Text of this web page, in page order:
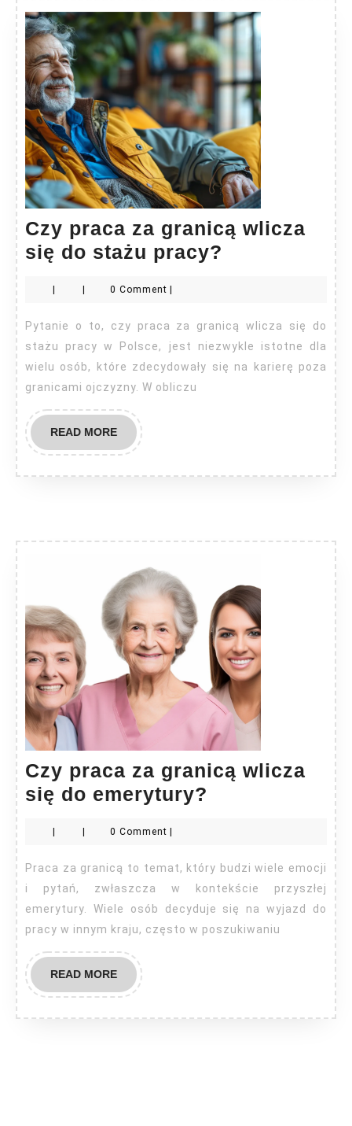
Czy praca za granicą wlicza
się do stażu pracy?
granicą
wlicza
się
| | 0 Comment |
Pytanie o to, czy praca za granicą wlicza się do
stażu pracy w Polsce, jest niezwykle istotne dla
wielu osób, które zdecydowały się na karierę poza
granicami ojczyzny. W obliczu
READ MOREREAD
MORE
Czy praca za granicą wlicza
się do emerytury?
granicą
wlicza
się
do
0 Comment
Praca za granicą to temat, który budzi wiele emocji
i pytań, zwłaszcza w kontekście przyszłej
emerytury. Wiele osób decyduje się na wyjazd do
pracy w innym kraju, często w poszukiwaniu
READ MOREREAD
MORE